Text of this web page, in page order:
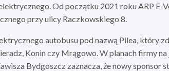
Od początku 2021 roku ARP E-
przy ulicy Raczkowskiego 8.
autobusu pod nazwą Pilea, który
Konin czy Mrągowo. W planach firmy
Bydgoszcz zaznacza, że nowy sponsor